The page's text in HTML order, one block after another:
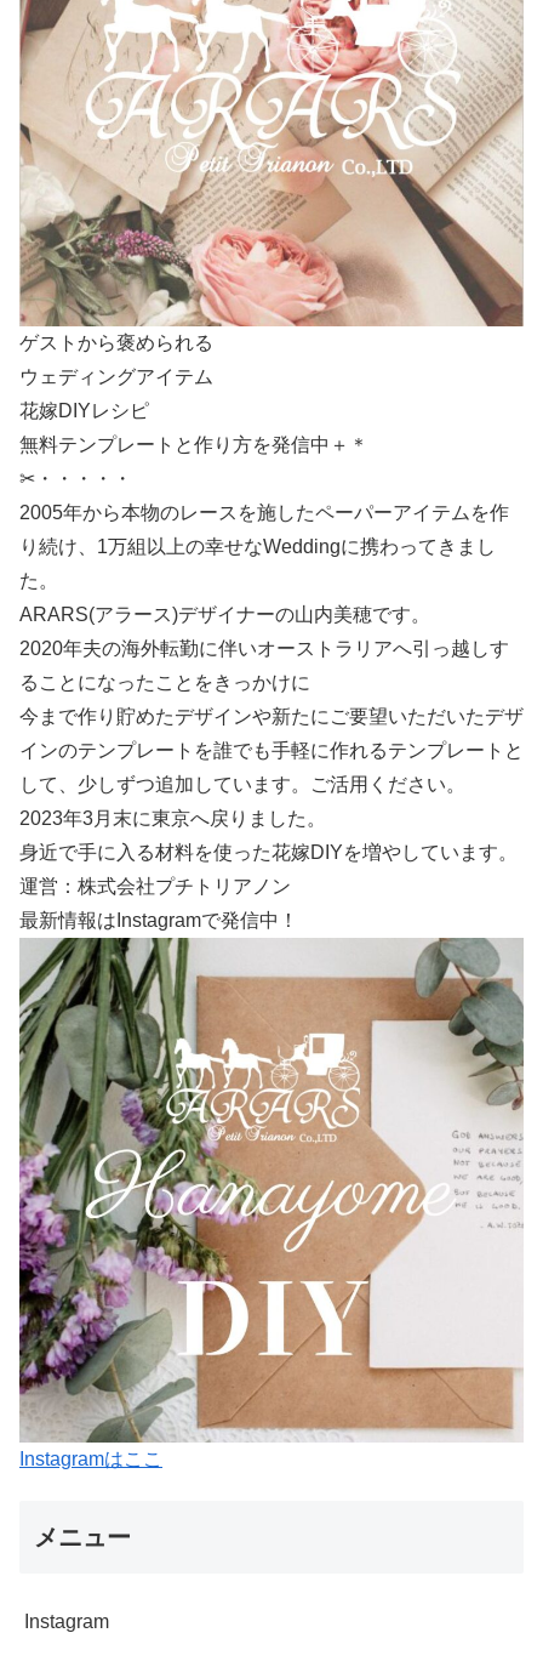
ゲストから褒められる
ウェディングアイテム
花嫁DIYレシピ
無料テンプレートと作り方を発信中＋＊
✂・・・・・
2005年から本物のレースを施したペーパーアイテムを作
り続け、1万組以上の幸せなWeddingに携わってきまし
た。
ARARS(アラース)デザイナーの山内美穂です。
2020年夫の海外転勤に伴いオーストラリアへ引っ越しす
ることになったことをきっかけに
今まで作り貯めたデザインや新たにご要望いただいたデザ
インのテンプレートを誰でも手軽に作れるテンプレートと
して、少しずつ追加しています。ご活用ください。
2023年3月末に東京へ戻りました。
身近で手に入る材料を使った花嫁DIYを増やしています。
運営：株式会社プチトリアノン
最新情報はInstagramで発信中！
Instagramはここ
メニュー
Instagram